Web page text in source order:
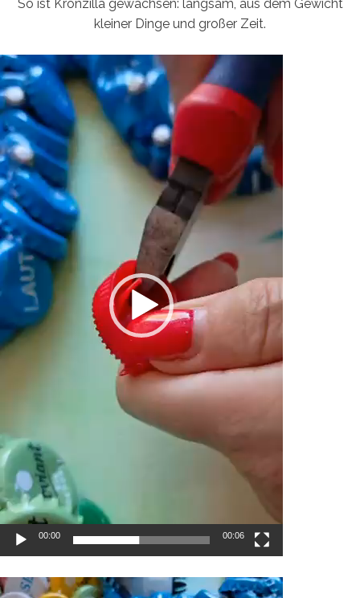
So ist Kronzilla gewachsen: langsam, aus dem Gewicht
kleiner Dinge und großer Zeit.
Video-
Player
00:00 00:06
Video-